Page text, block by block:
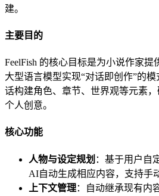
建。
主要目的
FeelFish 的核心目标是为小说作家
大型语言模型实现“对话即创作”的
话构建角色、章节、世界观等元素
个人创意。
核心功能
人物与设定规划 ：基于用户自
AI自动生成相应内容，支持手
上下文管理：自动继承现有内